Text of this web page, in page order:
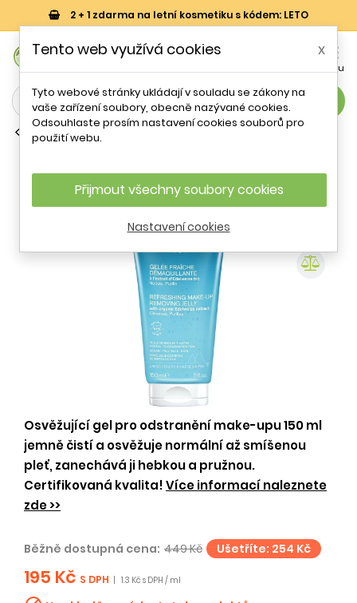
2 + 1 zdarma na letní kosmetiku s kódem: LETO

Menu
search
Čisticí gely
upu (Refreshing Make-Up Removing
Jelly) Uriage - 150 ml
Osvěžující gel pro odstranění make-upu 150 ml
jemně čistí a osvěžuje normální až smíšenou
pleť, zanechává ji hebkou a pružnou.
Certifikovaná kvalita!Více informací naleznete
zde >>
Běžně dostupná cena: 449 Kč Ušetříte: 254 Kč
195 Kč S DPH 1.3 Kč s DPH / ml
Tento web využívá cookies x
Tyto webové stránky ukládají v souladu se zákony na
vaše zařízení soubory, obecně nazývané cookies.
Odsouhlaste prosím nastavení cookies souborů pro
použití webu.
Přijmout všechny soubory cookies
Nastavení cookies